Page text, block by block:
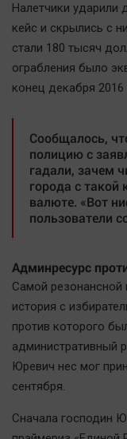
Налетчики ударили
кейс и скрылись с
стали 180 тысяч
ограбления было
конец декабря
Сообщалось,
полицию с
гадали, зачем
города с
валюте. «Вот
пользователи
Админресурс
Самой резонансной
история с
против которого
административный
Юревич нес мог
сентября.
Сначала господин